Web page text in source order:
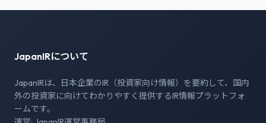
JapanIRについて
JapanIRは、日本企業のIR（投資家向け情報）を要約して、国内
外の投資家に向けてわかりやすく提供するIR情報プラットフォ
ームです。